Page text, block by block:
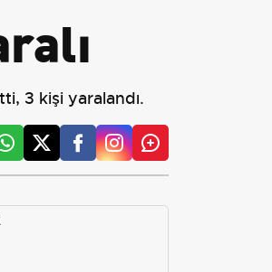
3 kişi yaralandı.